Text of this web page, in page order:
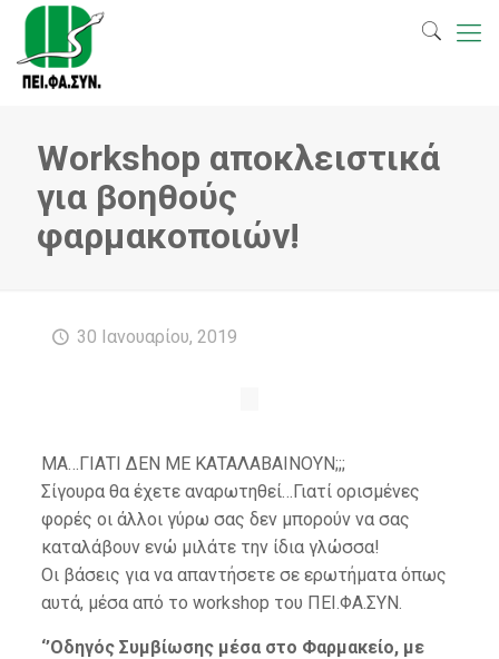
Workshop αποκλειστικά
για βοηθούς
φαρμακοποιών!
30 Ιανουαρίου, 2019
ΜΑ…ΓΙΑΤΙ ΔΕΝ ΜΕ ΚΑΤΑΛΑΒΑΙΝΟΥΝ;;;
Σίγουρα θα έχετε αναρωτηθεί…Γιατί ορισμένες
φορές οι άλλοι γύρω σας δεν μπορούν να σας
καταλάβουν ενώ μιλάτε την ίδια γλώσσα!
Οι βάσεις για να απαντήσετε σε ερωτήματα όπως
αυτά, μέσα από το workshop του ΠΕΙ.ΦΑ.ΣΥΝ.
‘’Οδηγός Συμβίωσης μέσα στο Φαρμακείο, με